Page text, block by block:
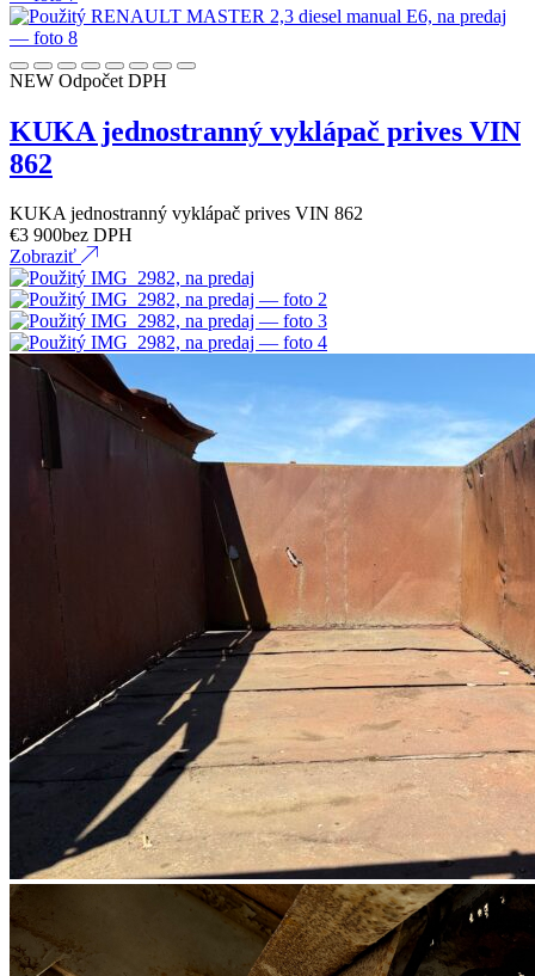
NEW Odpočet DPH
KUKA jednostranný vyklápač prives VIN
862
KUKA jednostranný vyklápač prives VIN 862
€3 900bez DPH
Zobraziť